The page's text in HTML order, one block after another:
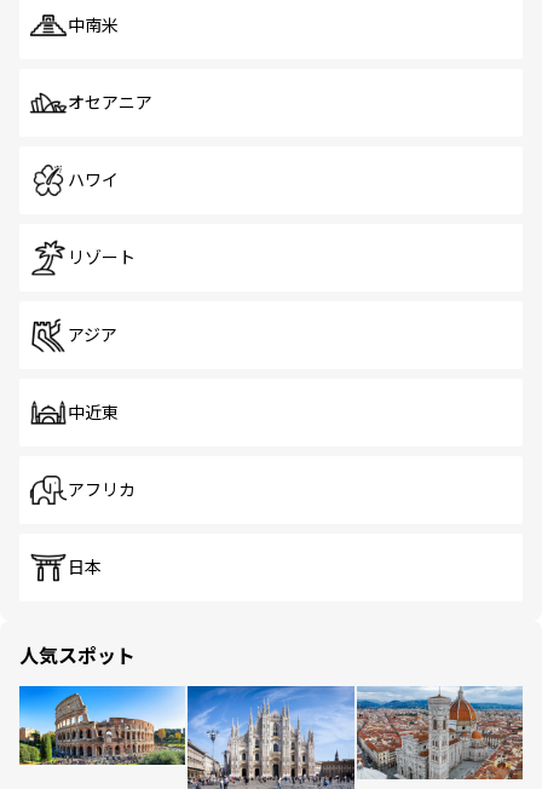
中南米
オセアニア
ハワイ
リゾート
アジア
中近東
アフリカ
日本
人気スポット